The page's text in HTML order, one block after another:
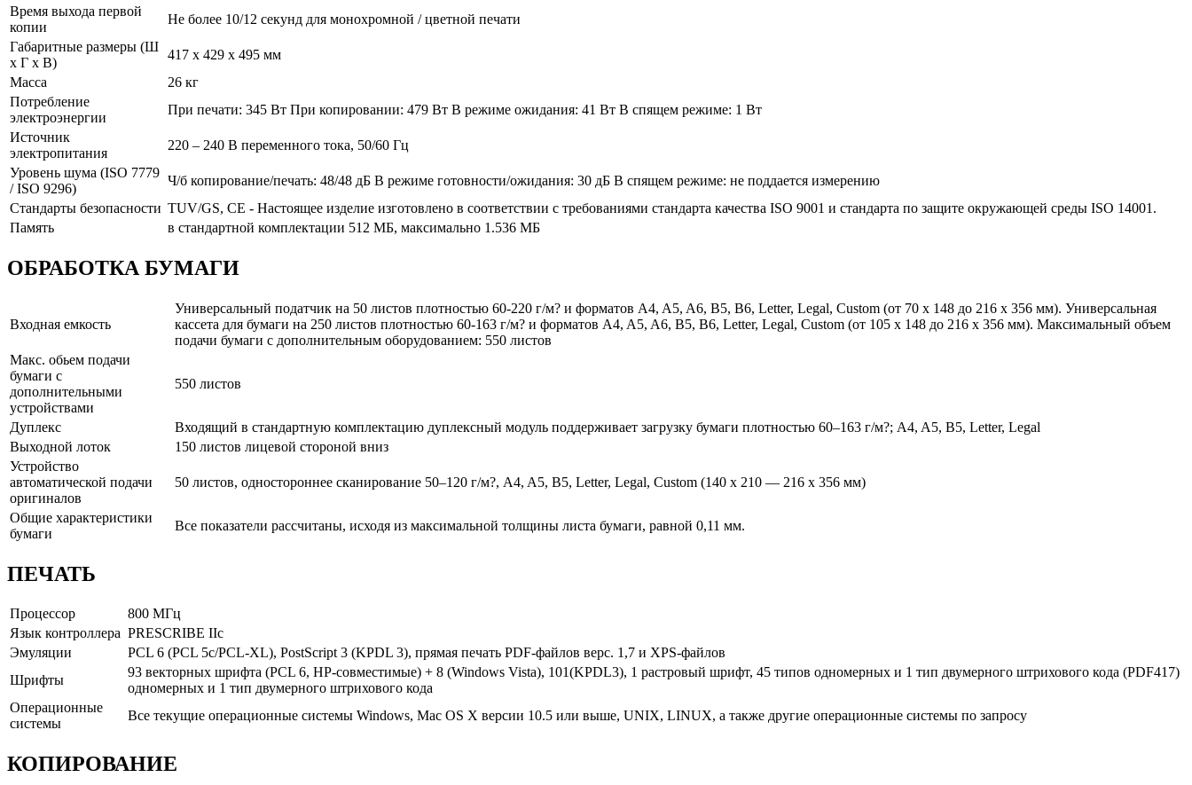
Время выхода первой
копии
Не более 10/12 секунд для монохромной / цветной печати
Габаритные размеры (Ш
x Г x В)
417 x 429 x 495 мм
Масса
26 кг
Потребление
электроэнергии
При печати: 345 Вт При копировании: 479 Вт В режиме ожидания: 41 Вт В спящем режиме: 1 Вт
Источник
электропитания
220 – 240 В переменного тока, 50/60 Гц
Уровень шума (ISO 7779
/ ISO 9296)
Ч/б копирование/печать: 48/48 дБ В режиме готовности/ожидания: 30 дБ В спящем режиме: не поддается измерению
Стандарты безопасности TUV/GS, CE - Настоящее изделие изготовлено в соответствии с требованиями стандарта качества ISO 9001 и стандарта по защите окружающей среды ISO 14001.
Память
в стандартной комплектации 512 МБ, максимально 1.536 МБ
ОБРАБОТКА БУМАГИ
Входная емкость
Универсальный податчик на 50 листов плотностью 60-220 г/м? и форматов A4, A5, A6, B5, B6, Letter, Legal, Custom (от 70 x 148 до 216 x 356 мм). Универсальная
кассета для бумаги на 250 листов плотностью 60-163 г/м? и форматов A4, A5, A6, B5, B6, Letter, Legal, Custom (от 105 x 148 до 216 x 356 мм). Максимальный объем
подачи бумаги с дополнительным оборудованием: 550 листов
Макс. обьем подачи
бумаги с
дополнительными
устройствами
550 листов
Дуплекс
Входящий в стандартную комплектацию дуплексный модуль поддерживает загрузку бумаги плотностью 60–163 г/м?; A4, A5, B5, Letter, Legal
Выходной лоток
150 листов лицевой стороной вниз
Устройство
автоматической подачи
оригиналов
50 листов, одностороннее сканирование 50–120 г/м?, A4, A5, B5, Letter, Legal, Custom (140 x 210 — 216 x 356 мм)
Общие характеристики
бумаги
Все показатели рассчитаны, исходя из максимальной толщины листа бумаги, равной 0,11 мм.
ПЕЧАТЬ
Процессор
800 МГц
Язык контроллера PRESCRIBE IIc
Эмуляции
PCL 6 (PCL 5c/PCL-XL), PostScript 3 (KPDL 3), прямая печать PDF-файлов верс. 1,7 и XPS-файлов
Шрифты
93 векторных шрифта (PCL 6, HP-совместимые) + 8 (Windows Vista), 101(KPDL3), 1 растровый шрифт, 45 типов одномерных и 1 тип двумерного штрихового кода (PDF417)
одномерных и 1 тип двумерного штрихового кода
Операционные
системы
Все текущие операционные системы Windows, Mac OS X версии 10.5 или выше, UNIX, LINUX, а также другие операционные системы по запросу
КОПИРОВАНИЕ